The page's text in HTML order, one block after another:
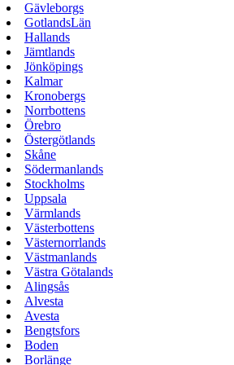
Gävleborgs
GotlandsLän
Hallands
Jämtlands
Jönköpings
Kalmar
Kronobergs
Norrbottens
Örebro
Östergötlands
Skåne
Södermanlands
Stockholms
Uppsala
Värmlands
Västerbottens
Västernorrlands
Västmanlands
Västra Götalands
Alingsås
Alvesta
Avesta
Bengtsfors
Boden
Borlänge